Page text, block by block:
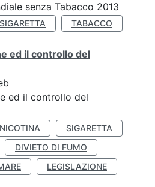
senza Tabacco 2013
SIGARETTA TABACCO
ed il controllo del
ed il controllo del
NICOTINA
SIGARETTA
DIVIETO DI FUMO
LEGISLAZIONE